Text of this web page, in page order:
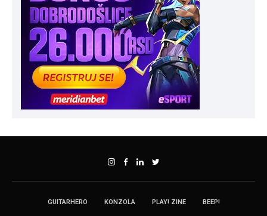
GUITARHERO KONZOLA PLAY! ZINE BEEP!